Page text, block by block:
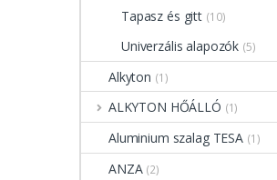
Tapasz és gitt (10)
Univerzális alapozók (5)
Alkyton (1)
ALKYTON HŐÁLLÓ (1)
Aluminium szalag TESA (1)
ANZA (2)